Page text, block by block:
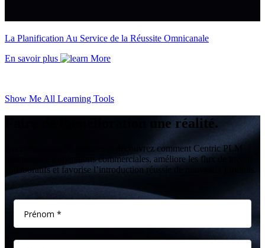
La Planification Au Service de la Réussite Omnicanale
En savoir plus
Show Me All Learning Tools
Faire de l’amélioration une réalité.
Accordez-nous 60 minutes et découvrez comment Centric PLM
rationalise les opérations commerciales, améliore les flux de travail
collaboratifs et favorise l’introduction réussie de nouveaux produits.